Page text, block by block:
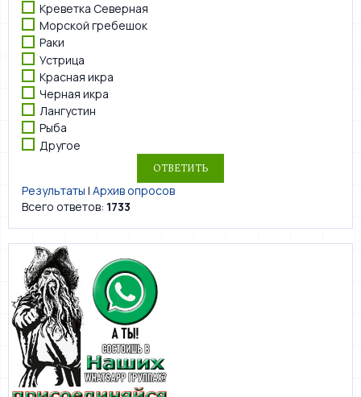
Креветка Северная
Морской гребешок
Раки
Устрица
Красная икра
Черная икра
Лангустин
Рыба
Другое
Результаты | Архив опросов
Всего ответов: 1733